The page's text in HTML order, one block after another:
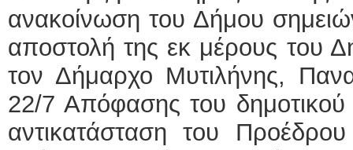
ανακοίνωση του Δήμου
αποστολή της εκ μέρους του
τον Δήμαρχο Μυτιλήνης,
22/7 Απόφασης του
αντικατάσταση του